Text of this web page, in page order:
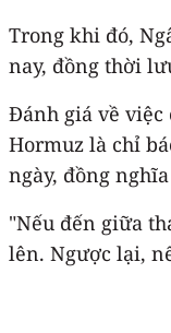
Trong khi đó,
nay, đồng thời
Đánh giá về việc
Hormuz là chỉ
ngày, đồng
"Nếu đến giữa
lên. Ngược lại,